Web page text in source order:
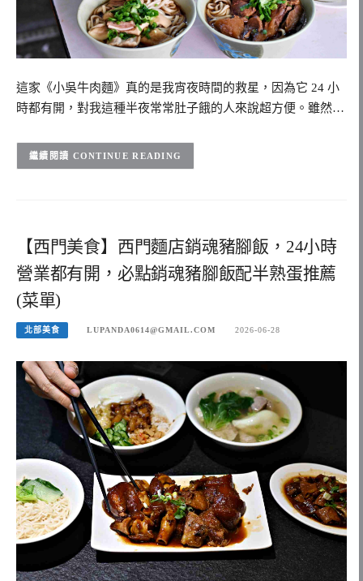
這家《小吳牛肉麵》真的是我宵夜時間的救星，因為它 24 小
時都有開，對我這種半夜常常肚子餓的人來說超方便。雖然…
CONTINUE READING
【西門美食】西門麵店銷魂豬腳飯，24小時
營業都有開，必點銷魂豬腳飯配半熟蛋推薦
(菜單)
北部美食 LUPANDA0614@GMAIL.COM 2026-06-28